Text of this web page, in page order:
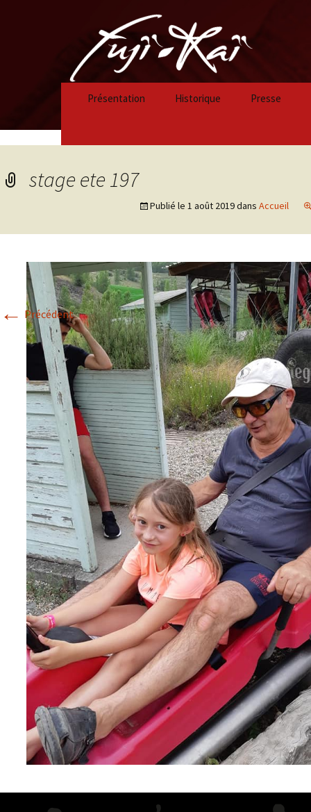
Présentation Historique
Historique 2018/2019
Historique 2017-2018
Historique 2016-2017
Historique 2015-2016
Presse
stage ete 197
Publié le 1 août 2019dans Accueil
← Précédent